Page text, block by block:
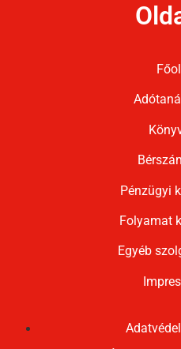
Pénzügyi
Folyamat
Egyéb